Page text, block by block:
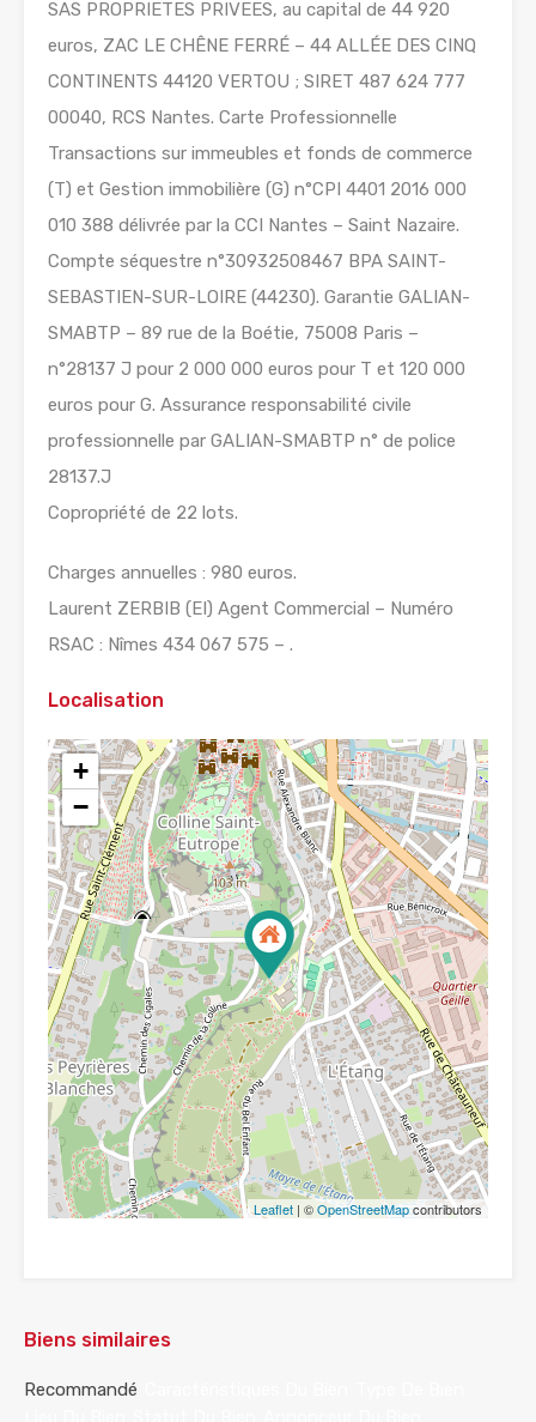
SAS PROPRIETES PRIVEES, au capital de 44 920
euros, ZAC LE CHÊNE FERRÉ – 44 ALLÉE DES CINQ
CONTINENTS 44120 VERTOU ; SIRET 487 624 777
00040, RCS Nantes. Carte Professionnelle
Transactions sur immeubles et fonds de commerce
(T) et Gestion immobilière (G) n°CPI 4401 2016 000
010 388 délivrée par la CCI Nantes – Saint Nazaire.
Compte séquestre n°30932508467 BPA SAINT-
SEBASTIEN-SUR-LOIRE (44230). Garantie GALIAN-
SMABTP – 89 rue de la Boétie, 75008 Paris –
n°28137 J pour 2 000 000 euros pour T et 120 000
euros pour G. Assurance responsabilité civile
professionnelle par GALIAN-SMABTP n° de police
28137.J
Copropriété de 22 lots.
Charges annuelles : 980 euros.
Laurent ZERBIB (EI) Agent Commercial – Numéro
RSAC : Nîmes 434 067 575 – .
Localisation
+
−
Leaflet | ©OpenStreetMapcontributors
Biens similaires
Recommandé